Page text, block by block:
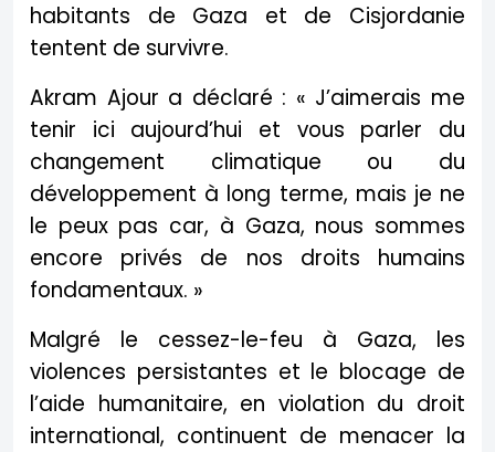
habitants de Gaza et de Cisjordanie
tentent de survivre.
Akram Ajour a déclaré : « J’aimerais me
tenir ici aujourd’hui et vous parler du
changement climatique ou du
développement à long terme, mais je ne
le peux pas car, à Gaza, nous sommes
encore privés de nos droits humains
fondamentaux. »
Malgré le cessez-le-feu à Gaza, les
violences persistantes et le blocage de
l’aide humanitaire, en violation du droit
international, continuent de menacer la